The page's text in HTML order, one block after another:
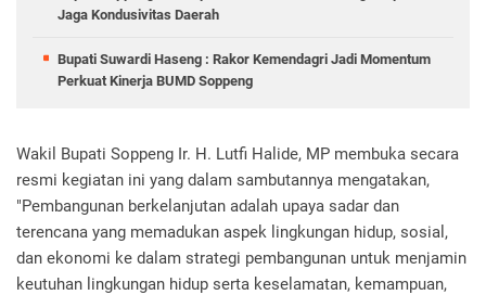
Jaga Kondusivitas Daerah
Bupati Suwardi Haseng : Rakor Kemendagri Jadi Momentum
Perkuat Kinerja BUMD Soppeng
Wakil Bupati Soppeng Ir. H. Lutfi Halide, MP membuka secara
resmi kegiatan ini yang dalam sambutannya mengatakan,
"Pembangunan berkelanjutan adalah upaya sadar dan
terencana yang memadukan aspek lingkungan hidup, sosial,
dan ekonomi ke dalam strategi pembangunan untuk menjamin
keutuhan lingkungan hidup serta keselamatan, kemampuan,